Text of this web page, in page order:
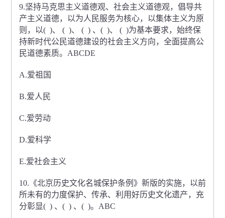
9.坚持马克思主义道德观、社会主义道德观，倡导共
产主义道德，以为人民服务为核心，以集体主义为原
则，以( )、 ( )、 ( ) 、( )、 ( )为基本要求，始终保
持新时代公民道德建设的社会主义方向，全面提高公
民道德素质。ABCDE
A.爱祖国
B.爱人民
C.爱劳动
D.爱科学
E.爱社会主义
10.《北京历史文化名城保护条例》新版的实施，以前
所未有的力度保护、传承、利用好历史文化遗产，充
分彰显( ) 、( ) 、( )。ABC